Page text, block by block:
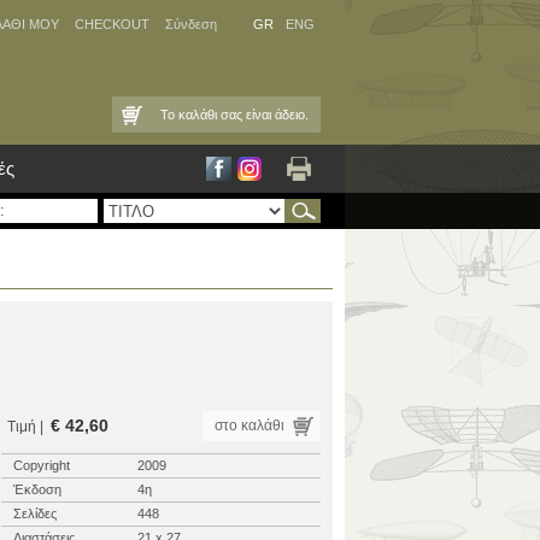
ΜΟΥ CHECKOUT Σύνδεση GR ENG
Το καλάθι σας είναι άδειο.
Τιμή | € 42,60 στο καλάθι
Copyright
2009
Έκδοση
4η
Σελίδες
448